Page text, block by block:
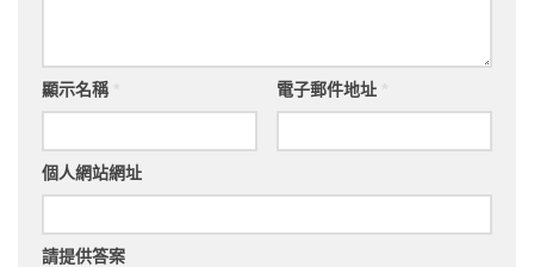
顯示名稱 電子郵件地址
個人網站網址
請提供答案